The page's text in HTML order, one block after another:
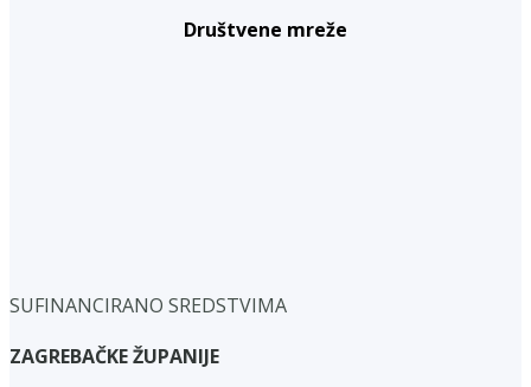
Društvene mreže
SUFINANCIRANO SREDSTVIMA
ZAGREBAČKE ŽUPANIJE